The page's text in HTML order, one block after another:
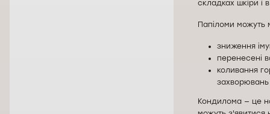
складках шкіри і
Папіломи можуть
зниження
перенесені
коливання
Кондилома — це